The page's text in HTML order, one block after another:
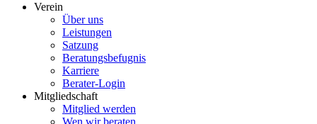
Verein
Über uns
Leistungen
Satzung
Beratungsbefugnis
Karriere
Berater-Login
Mitgliedschaft
Mitglied werden
Wen wir beraten